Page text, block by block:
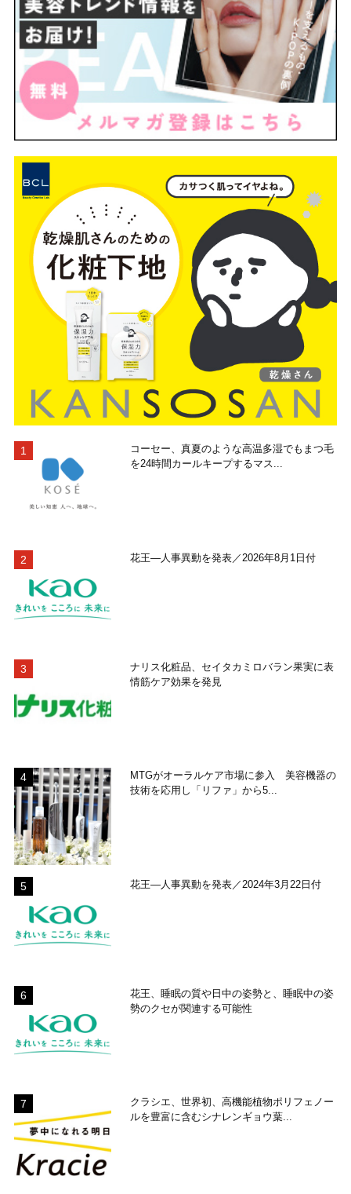
コーセー、真夏のような高温多湿でもまつ毛
を24時間カールキープするマス...
花王―人事異動を発表／2026年8月1日付
ナリス化粧品、セイタカミロバラン果実に表
情筋ケア効果を発見
MTGがオーラルケア市場に参入 美容機器の
技術を応用し「リファ」から5...
花王―人事異動を発表／2024年3月22日付
花王、睡眠の質や日中の姿勢と、睡眠中の姿
勢のクセが関連する可能性
クラシエ、世界初、高機能植物ポリフェノー
ルを豊富に含むシナレンギョウ葉...